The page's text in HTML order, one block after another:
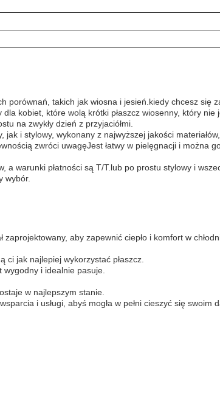
porównań, takich jak wiosna i jesień.kiedy chcesz się
kobiet, które wolą krótki płaszcz wiosenny, który nie
na zwykły dzień z przyjaciółmi.
i stylowy, wykonany z najwyższej jakości
zwróci uwagęJest łatwy w pielęgnacji i można
warunki płatności są T/T.lub po prostu stylowy i
wybór.
aby zapewnić ciepło i komfort w
jak najlepiej wykorzystać płaszcz.
i idealnie pasuje.
w najlepszym stanie.
i usługi, abyś mogła w pełni cieszyć się swoim